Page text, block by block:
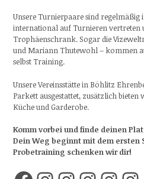
Unsere Turnierpaare sind regelmäßig
international auf Turnieren vertreten
Trophäenschrank. Sogar die
und Mariann Thutewohl – kommen
selbst Training.
Unsere Vereinsstätte in Böhlitz
Parkett ausgestattet, zusätzlich
Küche und Garderobe.
Komm vorbei und finde deinen
Dein Weg beginnt mit dem ersten
Probetraining schenken wir dir!